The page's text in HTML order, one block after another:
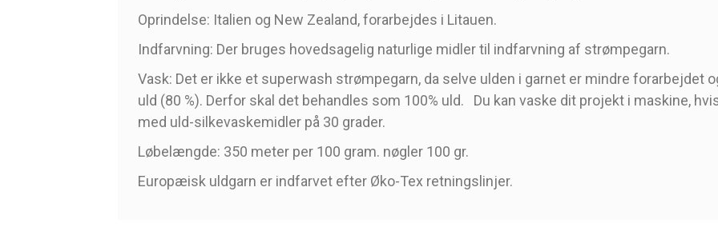
Oprindelse: Italien og New Zealand, forarbejdes i Litauen.
Indfarvning: Der bruges hovedsagelig naturlige midler til indfarvning af strømpegarn.
Vask: Det er ikke et superwash strømpegarn, da selve ulden i garnet er mindre forarbejdet
uld (80 %). Derfor skal det behandles som 100% uld. Du kan vaske dit projekt i maskine,
med uld-silkevaskemidler på 30 grader.
Løbelængde: 350 meter per 100 gram. nøgler 100 gr.
Europæisk uldgarn er indfarvet efter Øko-Tex retningslinjer.